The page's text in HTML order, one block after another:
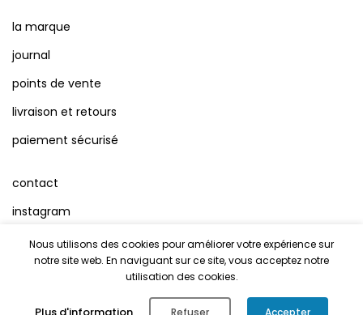
la marque
journal
points de vente
livraison et retours
paiement sécurisé
contact
instagram
facebook
conditions d'utilisation
Nous utilisons des cookies pour améliorer votre expérience sur
notre site web. En naviguant sur ce site, vous acceptez notre
utilisation des cookies.
Refuser Accepter